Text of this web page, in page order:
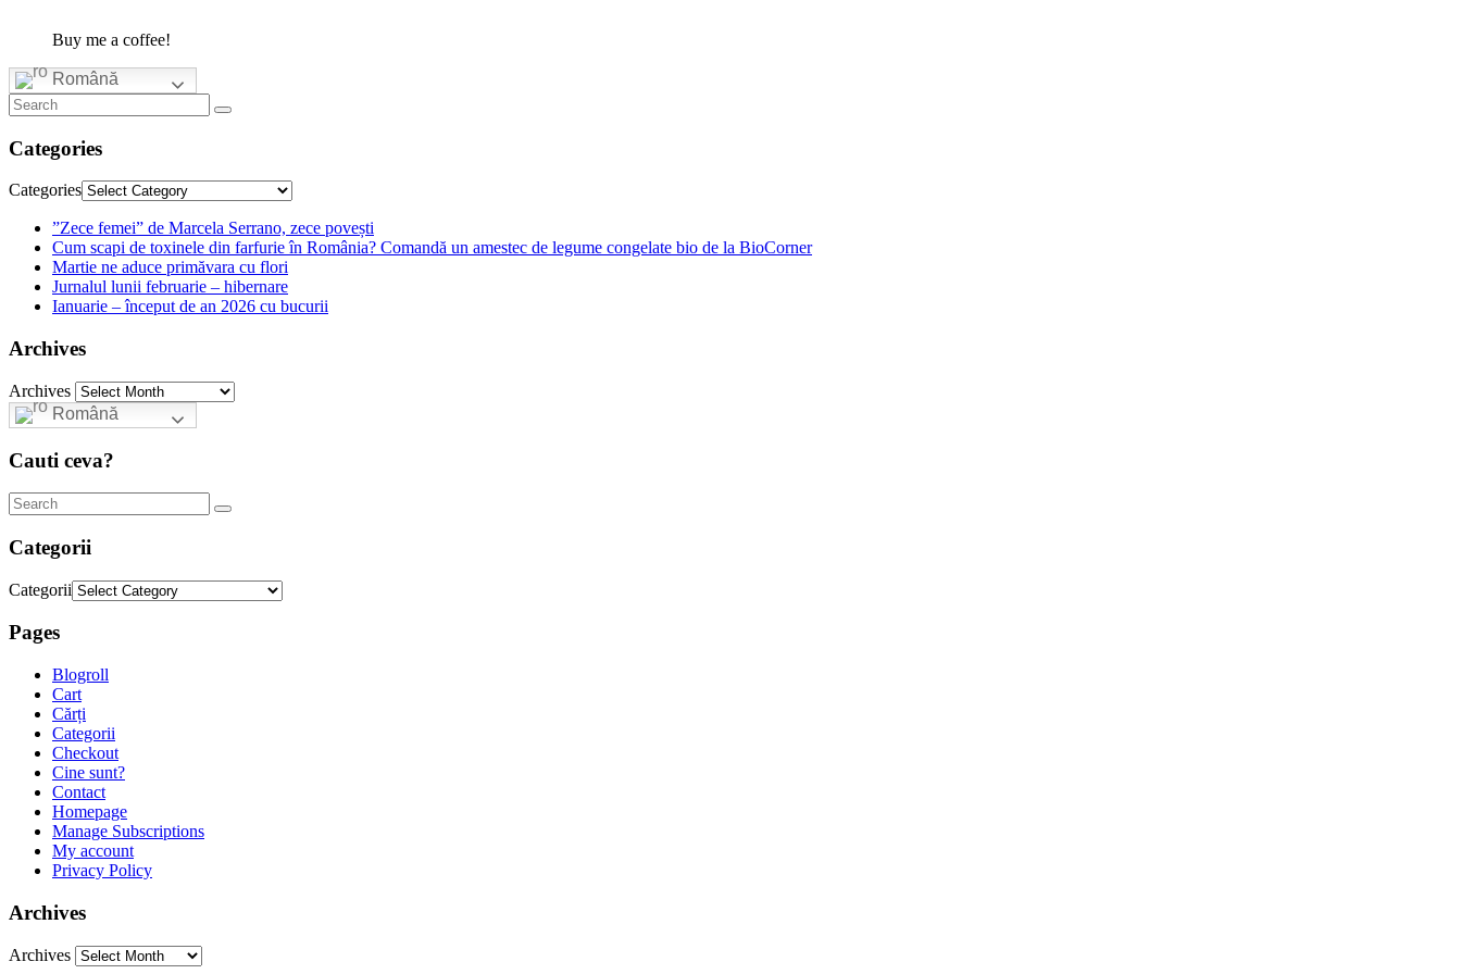
Buy me a coffee!
Română
Categories
Categories
”Zece femei” de Marcela Serrano, zece povești
Cum scapi de toxinele din farfurie în România? Comandă un amestec de legume congelate bio de la BioCorner
Martie ne aduce primăvara cu flori
Jurnalul lunii februarie – hibernare
Ianuarie – început de an 2026 cu bucurii
Archives
Archives
Română
Cauti ceva?
Categorii
Categorii
Pages
Blogroll
Cart
Cărți
Categorii
Checkout
Cine sunt?
Contact
Homepage
Manage Subscriptions
My account
Privacy Policy
Archives
Archives